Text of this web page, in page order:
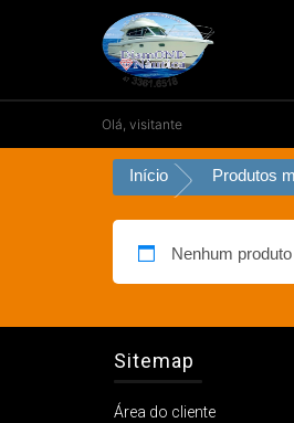
conteúdo
Olá, visitante
Início
Nenhum
Sitemap
Área do cliente